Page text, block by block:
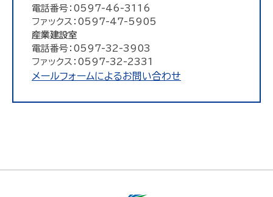
電話番号：0597-46-3116
ファックス：0597-47-5905
産業建設室
電話番号：0597-32-3903
ファックス：0597-32-2331
メールフォームによるお問い合わせ